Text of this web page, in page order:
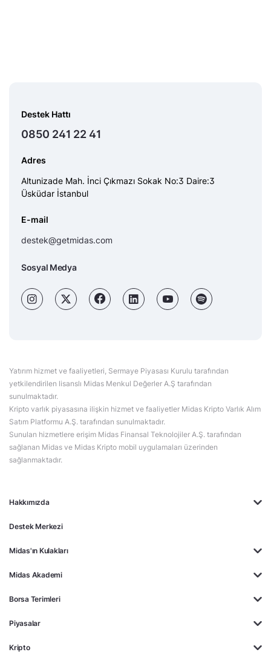
Hakkımızda
Destek Merkezi
Midas'ın Kulakları
Midas Akademi
Borsa Terimleri
Piyasalar
Kripto
Destek Hattı
0850 241 22 41
Adres
Altunizade Mah. İnci Çıkmazı Sokak No:3 Daire:3
Üsküdar İstanbul
E-mail
destek@getmidas.com
Sosyal Medya
Yatırım hizmet ve faaliyetleri, Sermaye Piyasası Kurulu tarafından
yetkilendirilen lisanslı Midas Menkul Değerler A.Ş tarafından
sunulmaktadır.
Kripto varlık piyasasına ilişkin hizmet ve faaliyetler Midas Kripto Varlık Alım
Satım Platformu A.Ş. tarafından sunulmaktadır.
Sunulan hizmetlere erişim Midas Finansal Teknolojiler A.Ş. tarafından
sağlanan Midas ve Midas Kripto mobil uygulamaları üzerinden
sağlanmaktadır.